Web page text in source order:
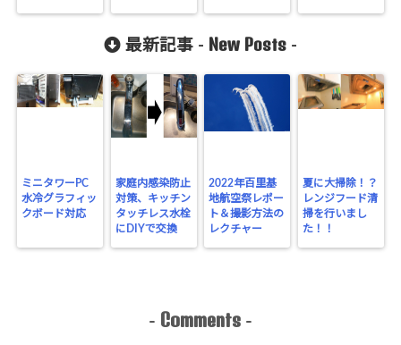
最新記事 - New Posts -
ミニタワーPC
水冷グラフィッ
クボード対応
家庭内感染防止
対策、キッチン
タッチレス水栓
にDIYで交換
2022年百里基
地航空祭レポー
ト＆撮影方法の
レクチャー
夏に大掃除！？
レンジフード清
掃を行いまし
た！！
- Comments -